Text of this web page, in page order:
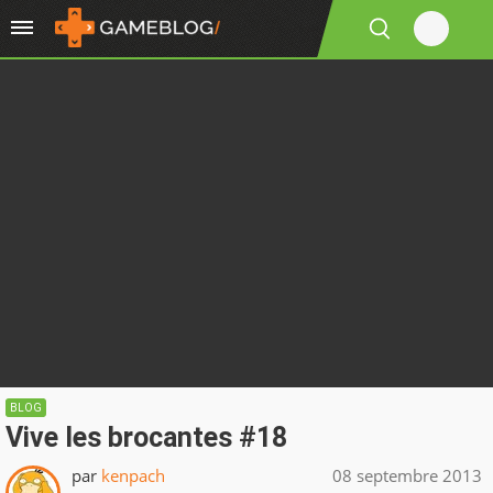
BLOG
Vive les brocantes #18
par kenpach 08 septembre 2013